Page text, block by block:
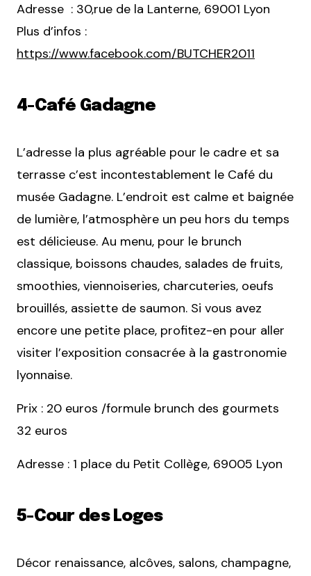
Adresse : 30,rue de la Lanterne, 69001 Lyon
Plus d’infos :
https://www.facebook.com/BUTCHER2011
4-Café Gadagne
L’adresse la plus agréable pour le cadre et sa
terrasse c’est incontestablement le Café du
musée Gadagne. L’endroit est calme et baignée
de lumière, l’atmosphère un peu hors du temps
est délicieuse. Au menu, pour le brunch
classique, boissons chaudes, salades de fruits,
smoothies, viennoiseries, charcuteries, oeufs
brouillés, assiette de saumon. Si vous avez
encore une petite place, profitez-en pour aller
visiter l’exposition consacrée à la gastronomie
lyonnaise.
Prix : 20 euros /formule brunch des gourmets
32 euros
Adresse : 1 place du Petit Collège, 69005 Lyon
5-Cour des Loges
Décor renaissance, alcôves, salons, champagne,